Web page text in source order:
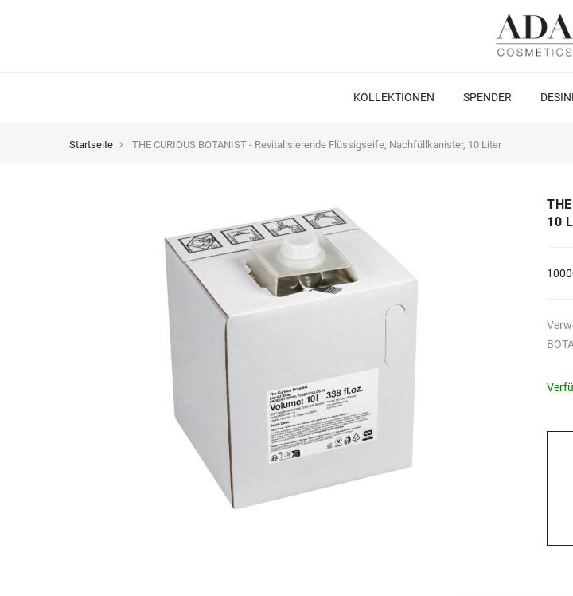
KOLLEKTIONEN SPENDER
Startseite THE CURIOUS BOTANIST - Revitalisierende Flüssigseife, Nachfüllkanister, 10 Liter
10